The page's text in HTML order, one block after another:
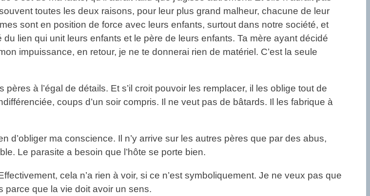
toutes les deux raisons, pour leur plus grand malheur, chacune de leur
sont en position de force avec leurs enfants, surtout dans notre société, et
lien qui unit leurs enfants et le père de leurs enfants. Ta mère ayant décidé
impuissance, en retour, je ne te donnerai rien de matériel. C’est la seule
à l’égal de détails. Et s’il croit pouvoir les remplacer, il les oblige tout de
coups d’un soir compris. Il ne veut pas de bâtards. Il les fabrique à
d’obliger ma conscience. Il n’y arrive sur les autres pères que par des abus,
Le parasite a besoin que l’hôte se porte bien.
cela n’a rien à voir, si ce n’est symboliquement. Je ne veux pas que
parce que la vie doit avoir un sens.